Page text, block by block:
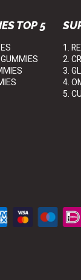
TOP 5
1.
2.
3.
4.
5.